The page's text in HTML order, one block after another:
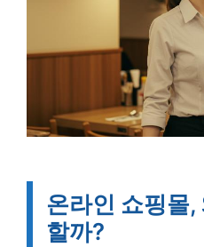
온라인 쇼핑몰,
할까?